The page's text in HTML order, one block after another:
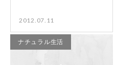
2012.07.11
ナチュラル生活